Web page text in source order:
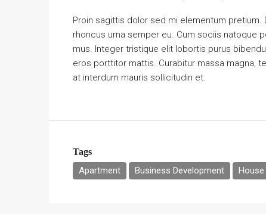
Proin sagittis dolor sed mi elementum
rhoncus urna semper eu. Cum sociis natoque
mus. Integer tristique elit lobortis purus
eros porttitor mattis. Curabitur massa magna,
at interdum mauris sollicitudin et.
Tags
Apartment Business Development